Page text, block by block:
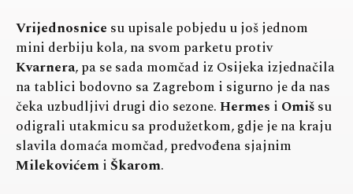
Vrijednosnice su upisale pobjedu u još jednom
mini derbiju kola, na svom parketu protiv
Kvarnera, pa se sada momčad iz Osijeka izjednačila
na tablici bodovno sa Zagrebom i sigurno je da nas
čeka uzbudljivi drugi dio sezone.Hermes i Omišsu
odigrali utakmicu sa produžetkom, gdje je na kraju
slavila domaća momčad, predvođena sjajnim
MilekovićemiŠkarom.